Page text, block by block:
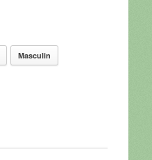
Masculin